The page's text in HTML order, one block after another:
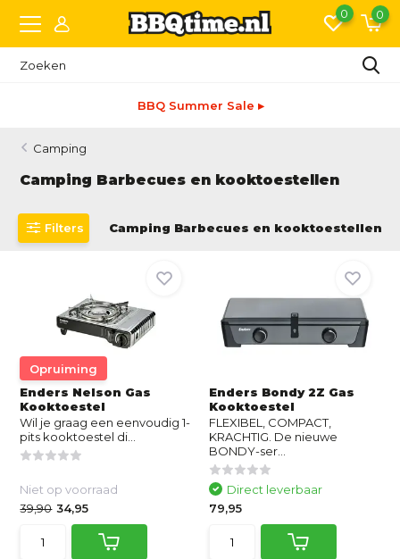
0 0
BBQ Summer Sale ▸
Camping
Camping Barbecues en kooktoestellen
Filters Camping Barbecues en kooktoestellen
Opruiming
Enders Nelson Gas
Kooktoestel
Wil je graag een eenvoudig 1-
pits kooktoestel di...
Niet op voorraad
39,90 34,95
Enders Bondy 2Z Gas
Kooktoestel
FLEXIBEL, COMPACT,
KRACHTIG. De nieuwe
BONDY-ser...
Direct leverbaar
79,95